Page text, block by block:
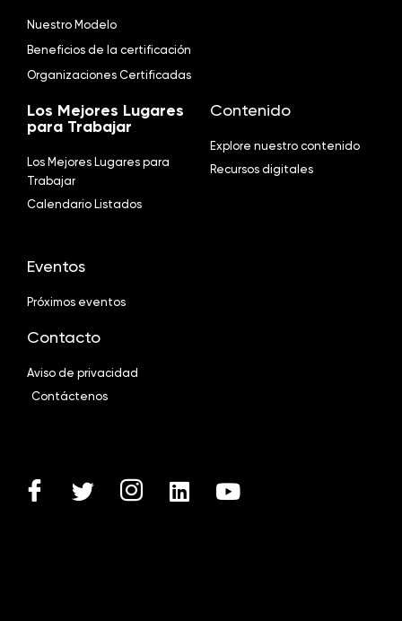
Nuestro Modelo
Beneficios de la certificación
Organizaciones Certificadas
Los Mejores Lugares
para Trabajar
Los Mejores Lugares para
Trabajar
Calendario Listados
Contenido
Explore nuestro contenido
Recursos digitales
Eventos
Próximos eventos
Contacto
Aviso de privacidad
Contáctenos